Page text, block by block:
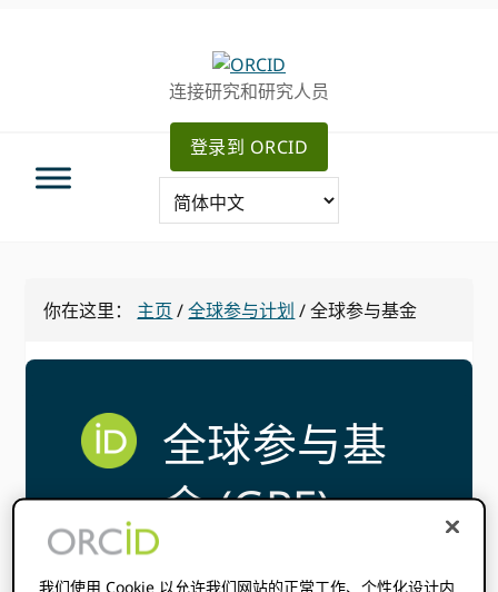
连接研究和研究人员
登录到 ORCID
你在这里： 主页 /全球参与计划 /全球参与基金
全球参与基
金 (GPF)